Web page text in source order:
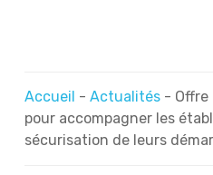
Accueil - Actualités- Offre
pour accompagner les
sécurisation de leurs